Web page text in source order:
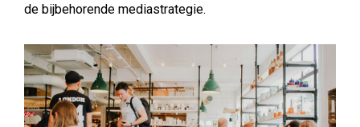
de bijbehorende mediastrategie.